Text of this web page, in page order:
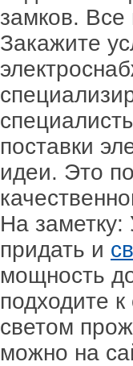
замков. Все
Закажите
поставки
идеи. Это
На
придать и
мощность
подходите
светом
можно на